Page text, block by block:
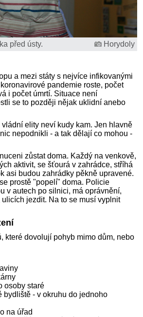
před ústy. Horydoly
a mezi státy s nejvíce infikovanými
pandemie roste, počet
i počet úmrtí. Situace není
se to později nějak uklidní anebo
elity neví kudy kam. Jen hlavně
nepodnikli - a tak dělají co mohou -
zůstat doma. Každý na venkově,
aktivit, se šťourá v zahrádce, stříhá
asi budou zahrádky pěkně upravené.
prostě "popelí" doma. Policie
v autech po silnici, má oprávnění,
jezdit. Na to se musí vyplnit
které dovolují pohyb mimo dům, nebo
osoby staré
bydliště - v okruhu do jednoho
na úřad